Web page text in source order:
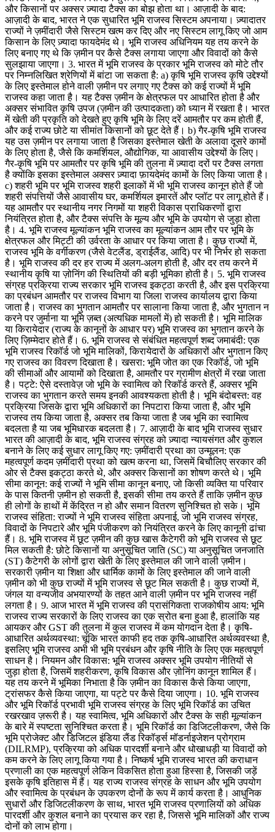
और किसानों पर अक्सर ज़्यादा टैक्स का बोझ होता था। आज़ादी के बाद:
आज़ादी के बाद, भारत ने एक सुधारित भूमि राजस्व सिस्टम अपनाया। ज़्यादातर
राज्यों ने ज़मींदारी जैसे सिस्टम खत्म कर दिए और नए सिस्टम लागू किए जो आम
किसान के लिए ज़्यादा फायदेमंद थे। भूमि राजस्व अधिनियम यह तय करने के
लिए बनाए गए थे कि ज़मीन पर कैसे टैक्स लगाया जाएगा और विवादों को कैसे
सुलझाया जाएगा। 3. भारत में भूमि राजस्व के प्रकार भूमि राजस्व को मोटे तौर
पर निम्नलिखित श्रेणियों में बांटा जा सकता है: a) कृषि भूमि राजस्व कृषि उद्देश्यों
के लिए इस्तेमाल होने वाली ज़मीन पर लगाए गए टैक्स को कई राज्यों में भूमि
राजस्व कहा जाता है। यह टैक्स ज़मीन के क्षेत्रफल पर आधारित होता है और
अक्सर संभावित कृषि उपज (ज़मीन की उत्पादकता) को ध्यान में रखता है। भारत
में खेती की प्रकृति को देखते हुए कृषि भूमि के लिए दरें आमतौर पर कम होती हैं,
और कई राज्य छोटे या सीमांत किसानों को छूट देते हैं। b) गैर-कृषि भूमि राजस्व
यह उस ज़मीन पर लगाया जाता है जिसका इस्तेमाल खेती के अलावा दूसरे कामों
के लिए होता है, जैसे कि कमर्शियल, औद्योगिक, या आवासीय उद्देश्यों के लिए।
गैर-कृषि भूमि पर आमतौर पर कृषि भूमि की तुलना में ज़्यादा दरों पर टैक्स लगता
है क्योंकि इसका इस्तेमाल अक्सर ज़्यादा फ़ायदेमंद कामों के लिए किया जाता है।
c) शहरी भूमि पर भूमि राजस्व शहरी इलाकों में भी भूमि राजस्व कानून होते हैं जो
शहरी संपत्तियों जैसे आवासीय घर, कमर्शियल इमारतें और प्लॉट पर लागू होते हैं।
यह आमतौर पर स्थानीय नगर निगमों या शहरी विकास प्राधिकरणों द्वारा
नियंत्रित होता है, और टैक्स संपत्ति के मूल्य और भूमि के उपयोग से जुड़ा होता
है। 4. भूमि राजस्व मूल्यांकन भूमि राजस्व का मूल्यांकन आम तौर पर भूमि के
क्षेत्रफल और मिट्टी की उर्वरता के आधार पर किया जाता है। कुछ राज्यों में,
राजस्व भूमि के वर्गीकरण (जैसे वेटलैंड, ड्राईलैंड, आदि) पर भी निर्भर हो सकता
है। भूमि राजस्व की दर हर राज्य में अलग-अलग होती है, और दर तय करने में
स्थानीय कृषि या ज़ोनिंग की स्थितियों की बड़ी भूमिका होती है। 5. भूमि राजस्व
संग्रह प्रक्रिया राज्य सरकार भूमि राजस्व इकट्ठा करती है, और इस प्रक्रिया
का प्रबंधन आमतौर पर राजस्व विभाग या जिला राजस्व कार्यालय द्वारा किया
जाता है। राजस्व का भुगतान आमतौर पर सालाना किया जाता है, और भुगतान न
करने पर जुर्माना या भूमि ज़ब्त (अत्यधिक मामलों में) हो सकती है। भूमि मालिक
या किरायेदार (राज्य के कानूनों के आधार पर) भूमि राजस्व का भुगतान करने के
लिए ज़िम्मेदार होते हैं। 6. भूमि राजस्व से संबंधित महत्वपूर्ण शब्द जमाबंदी: एक
भूमि राजस्व रिकॉर्ड जो भूमि मालिकों, किरायेदारों के अधिकारों और भुगतान किए
गए राजस्व का विवरण दिखाता है। खसरा: भूमि जोत का एक रिकॉर्ड, जो भूमि
की सीमाओं और आयामों को दिखाता है, आमतौर पर ग्रामीण क्षेत्रों में रखा जाता
है। पट्टे: ऐसे दस्तावेज़ जो भूमि के स्वामित्व को रिकॉर्ड करते हैं, अक्सर भूमि
राजस्व का भुगतान करते समय इनकी आवश्यकता होती है। भूमि बंदोबस्त: वह
प्रक्रिया जिसके द्वारा भूमि अधिकारों का निपटारा किया जाता है, और भूमि
राजस्व तय किया जाता है, अक्सर तब किया जाता है जब भूमि का स्वामित्व
बदलता है या जब भूमिधारक बदलता है। 7. आज़ादी के बाद भूमि राजस्व सुधार
भारत की आज़ादी के बाद, भूमि राजस्व संग्रह को ज़्यादा न्यायसंगत और कुशल
बनाने के लिए कई सुधार लागू किए गए: ज़मींदारी प्रथा का उन्मूलन: एक
महत्वपूर्ण कदम ज़मींदारी प्रथा को खत्म करना था, जिसमें बिचौलिए सरकार की
ओर से टैक्स इकट्ठा करते थे, और अक्सर किसानों का शोषण करते थे। भूमि
सीमा कानून: कई राज्यों ने भूमि सीमा कानून बनाए, जो किसी व्यक्ति या परिवार
के पास कितनी ज़मीन हो सकती है, इसकी सीमा तय करते हैं ताकि ज़मीन कुछ
ही लोगों के हाथों में केंद्रित न हो और समान वितरण सुनिश्चित हो सके। भूमि
राजस्व संहिता: राज्यों ने भूमि राजस्व संहिता अपनाई, जो भूमि राजस्व संग्रह,
विवादों के निपटारे और भूमि पंजीकरण को नियंत्रित करने के लिए कानूनी ढांचा
हैं। 8. भूमि राजस्व में छूट ज़मीन की कुछ खास कैटेगरी को भूमि राजस्व से छूट
मिल सकती है: छोटे किसानों या अनुसूचित जाति (SC) या अनुसूचित जनजाति
(ST) कैटेगरी के लोगों द्वारा खेती के लिए इस्तेमाल की जाने वाली ज़मीन।
सरकारी ज़मीन या शिक्षा और धार्मिक कामों के लिए इस्तेमाल की जाने वाली
ज़मीन को भी कुछ राज्यों में भूमि राजस्व से छूट मिल सकती है। कुछ राज्यों में,
जंगल या वन्यजीव अभयारण्यों के तहत आने वाली ज़मीन पर भूमि राजस्व नहीं
लगता है। 9. आज भारत में भूमि राजस्व की प्रासंगिकता राजकोषीय आय: भूमि
राजस्व राज्य सरकारों के लिए राजस्व का एक स्रोत बना हुआ है, हालांकि यह
आयकर और GST की तुलना में कुल राजस्व में कम योगदान देता है। कृषि-
आधारित अर्थव्यवस्था: चूंकि भारत काफी हद तक कृषि-आधारित अर्थव्यवस्था है,
इसलिए भूमि राजस्व अभी भी भूमि प्रबंधन और कृषि नीति के लिए एक महत्वपूर्ण
साधन है। नियमन और विकास: भूमि राजस्व अक्सर भूमि उपयोग नीतियों से
जुड़ा होता है, जिसमें शहरीकरण, कृषि विकास और ज़ोनिंग कानून शामिल हैं।
यह तय करने में भूमिका निभाता है कि ज़मीन का विकास कैसे किया जाएगा,
ट्रांसफर कैसे किया जाएगा, या पट्टे पर कैसे दिया जाएगा। 10. भूमि राजस्व
और भूमि रिकॉर्ड प्रभावी भूमि राजस्व संग्रह के लिए भूमि रिकॉर्ड का उचित
रखरखाव ज़रूरी है। यह स्वामित्व, भूमि अधिकारों और टैक्स के सही मूल्यांकन
के बारे में स्पष्टता सुनिश्चित करता है। भूमि रिकॉर्ड का डिजिटलीकरण, जैसे कि
भूमि प्रोजेक्ट और डिजिटल इंडिया लैंड रिकॉर्ड्स मॉडर्नाइजेशन प्रोग्राम
(DILRMP), प्रक्रिया को अधिक पारदर्शी बनाने और धोखाधड़ी या विवादों को
कम करने के लिए लागू किया गया है। निष्कर्ष भूमि राजस्व भारत की कराधान
प्रणाली का एक महत्वपूर्ण लेकिन विकसित होता हुआ हिस्सा है, जिसकी जड़ें
इसके कृषि इतिहास में हैं। यह राज्य राजस्व संग्रह के साधन और भूमि उपयोग
और स्वामित्व के प्रबंधन के उपकरण दोनों के रूप में कार्य करता है। आधुनिक
सुधारों और डिजिटलीकरण के साथ, भारत भूमि राजस्व प्रणालियों को अधिक
पारदर्शी और कुशल बनाने का प्रयास कर रहा है, जिससे भूमि मालिकों और राज्य
दोनों को लाभ होगा।